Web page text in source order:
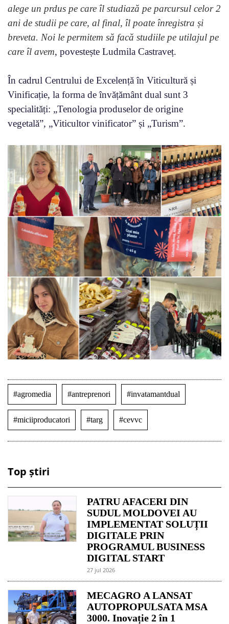
alege un prdus pe care îl studiază pe parcursul celor 2
ani de studii pe care, al final, îl poate înregistra și
breveta. Noi le permitem să facă studiile pe utilajul pe
care îl avem, povestește Ludmila Castraveț.
În cadrul Centrului de Excelență în Viticultură și
Vinificație, la forma de învățământ dual sunt 3
specialități: „Tenologia produselor de origine
vegetală”, „Viticultor vinificator” și „Turism”.
#agromedia #antreprenori #invatamantdual
#miciiproducatori #targ #cevvc
Top știri
PATRU AFACERI DIN
SUDUL MOLDOVEI AU
IMPLEMENTAT SOLUȚII
DIGITALE PRIN
PROGRAMUL BUSINESS
DIGITAL START
27 jul 2026
MECAGRO A LANSAT
AUTOPROPULSATA MSA
3000. Inovație 2 în 1